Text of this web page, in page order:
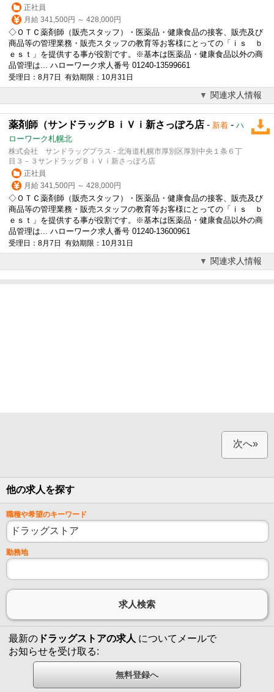
正社員
月給 341,500円 ～ 428,000円
◇ＯＴＣ薬剤師（販売スタッフ）・医薬品・健康食品の接客、販売及び
商品等の管理業務・販売スタッフの教育等お客様にとっての「ｉｓ ｂ
ｅｓｔ」を提供する事が役割です。※基本は医薬品・健康食品以外の商
品管理は... ハローワーク求人番号 01240-13599661
受理日：8月7日 有効期限：10月31日
関連求人情報
薬剤師（サンドラッグＢｉＶｉ新さっぽろ店 - 新着 - ハ
ローワーク札幌北
株式会社 サンドラッグプラス - 北海道札幌市厚別区厚別中央１条６丁
目３－３サンドラッグＢｉＶｉ新さっぽろ店
正社員
月給 341,500円 ～ 428,000円
◇ＯＴＣ薬剤師（販売スタッフ）・医薬品・健康食品の接客、販売及び
商品等の管理業務・販売スタッフの教育等お客様にとっての「ｉｓ ｂ
ｅｓｔ」を提供する事が役割です。※基本は医薬品・健康食品以外の商
品管理は... ハローワーク求人番号 01240-13600961
受理日：8月7日 有効期限：10月31日
関連求人情報
次へ»
他の求人を探す
職種や希望のキーワード
勤務地
最新の ドラッグストアの求人 についてメールで
お知らせを受け取る: